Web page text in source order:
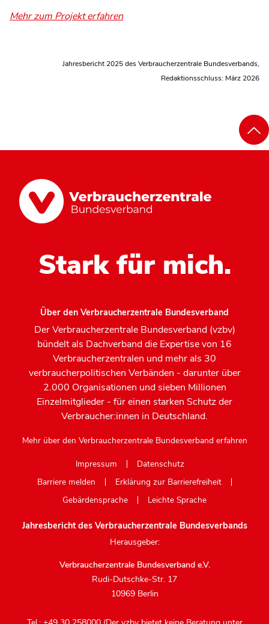
Mehr zum Projekt erfahren
Jahresbericht 2025 des Verbraucherzentrale Bundesverbands,
Redaktionsschluss: März 2026
Stark für mich.
Über den Verbraucherzentrale Bundesverband
Der Verbraucherzentrale Bundesverband (vzbv)
bündelt als Dachverband die Expertise von 16
Verbraucherzentralen und mehr als 30
verbraucherpolitischen Verbänden - darunter über
2.000 Organisationen und sieben Millionen
Einzelmitglieder - für einen starken Schutz der
Verbraucher:innen in Deutschland.
Mehr über den Verbraucherzentrale Bundesverband erfahren
Impressum
Datenschutz
Barriere melden
Erklärung zur Barrierefreiheit
Gebärdensprache
Leichte Sprache
Jahresbericht des Verbraucherzentrale Bundesverbands
Herausgeber:
Verbraucherzentrale Bundesverband e.V.
Rudi-Dutschke-Str. 17
10969 Berlin